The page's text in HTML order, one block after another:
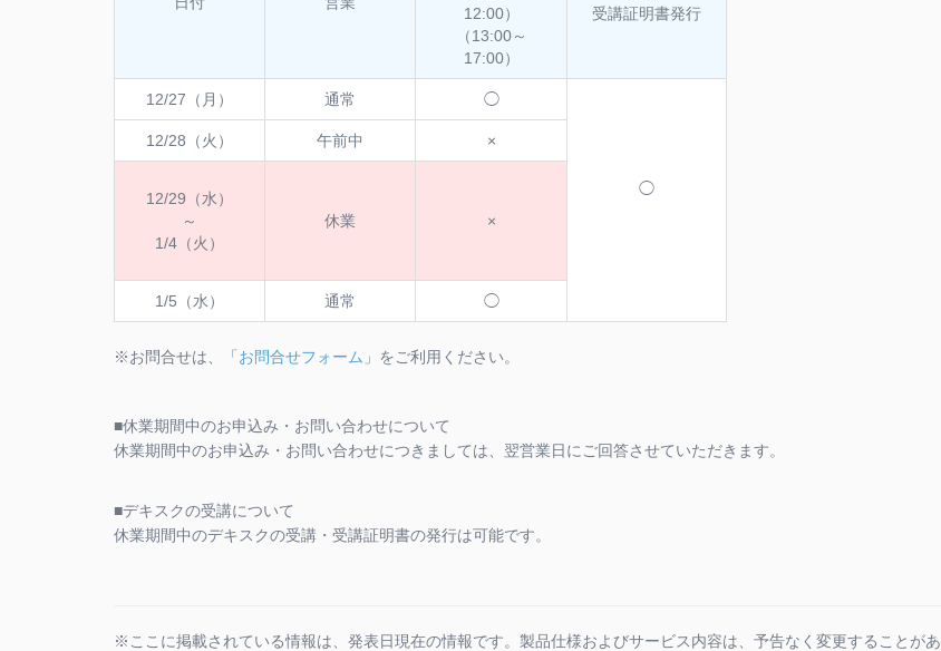
12:00）
（13:00～
17:00）
受講証明書発行
12/27（月） 通常 ◯
◯
12/28（火） 午前中 ×
12/29（水）
～
1/4（火）
休業 ×
1/5（水） 通常 ◯
※お問合せは、「 お問合せフォーム 」をご利用ください。
■休業期間中のお申込み・お問い合わせについて
休業期間中のお申込み・お問い合わせにつきましては、翌営業日にご回答させていただきます。
■デキスクの受講について
休業期間中のデキスクの受講・受講証明書の発行は可能です。
※ここに掲載されている情報は、発表日現在の情報です。製品仕様およびサービス内容は、予告なく変更することがあ